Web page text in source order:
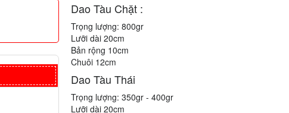
Dao Tàu Chặt :
Trọng lượng: 800gr
Lưỡi dài 20cm
Bản rộng 10cm
Chuôi 12cm
Dao Tàu Thái
Trọng lượng: 350gr - 400gr
Lưỡi dài 20cm